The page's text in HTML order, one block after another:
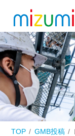
TOP GMB投稿